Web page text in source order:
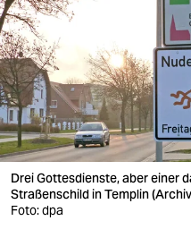
berlin
nord
wahrheit
verlag
verlag
veranstaltungen
Drei Gottesdienste, aber einer
Straßenschild in Templin
Foto: dpa